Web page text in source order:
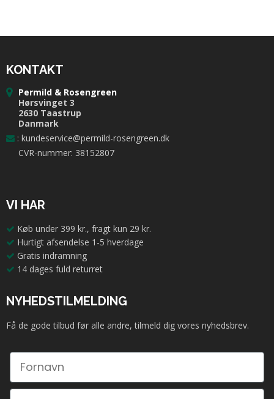
KONTAKT
Permild & Rosengreen
Hørsvinget 3
2630 Taastrup
Danmark
: kundeservice@permild-rosengreen.dk
CVR-nummer: 38152807
VI HAR
Køb under 399 kr., fragt kun 29 kr.
Hurtigt afsendelse 1-5 hverdage
Gratis indramning
14 dages fuld returret
NYHEDSTILMELDING
Få de gode tilbud før alle andre, tilmeld dig vores nyhedsbrev.